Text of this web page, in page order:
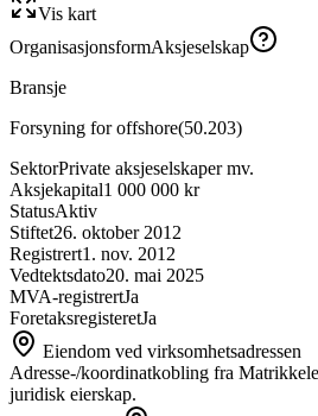
Vis kart
OrganisasjonsformAksjeselskap
Bransje
Forsyning for offshore(50.203)
SektorPrivate aksjeselskaper mv.
Aksjekapital1 000 000 kr
StatusAktiv
Stiftet26. oktober 2012
Registrert1. nov. 2012
Vedtektsdato20. mai 2025
MVA-registrertJa
ForetaksregisteretJa
Eiendom ved virksomhetsadressen
Adresse-/koordinatkobling fra
juridisk eierskap.